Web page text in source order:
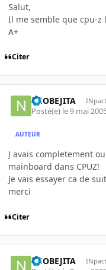
Salut,
Il me semble que cpu-z
A+
Citer
NEOBEJITA
Posté(e) le 9 mai
AUTEUR
J avais completement
mainboard dans CPUZ!
Je vais essayer ca de
merci
Citer
NEOBEJITA